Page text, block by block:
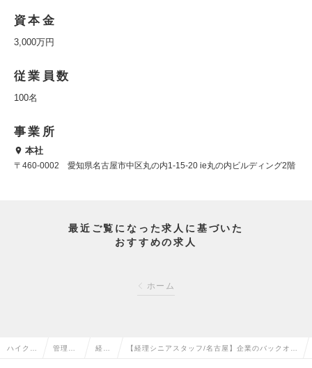
資本金
3,000万円
従業員数
100名
事業所
本社
〒460-0002 愛知県名古屋市中区丸の内1-15-20 ie丸の内ビルディング2階
最近ご覧になった求人に基づいた
おすすめの求人
ホーム
ハイクラ 管理部 経理 【経理シニアスタッフ/名古屋】企業のバックオフ